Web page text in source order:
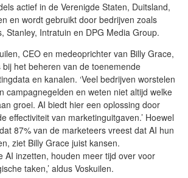
actief in de Verenigde Staten, Duitsland,
en wordt gebruikt door bedrijven zoals
Stanley, Intratuin en DPG Media Group.
CEO en medeoprichter van Billy Grace,
het beheren van de toenemende
en kanalen. ‘Veel bedrijven worstelen
campagnegelden en weten niet altijd welke
groei. AI biedt hier een oplossing door
effectiviteit van marketinguitgaven.’ Hoewel
87% van de marketeers vreest dat AI hun
ziet Billy Grace juist kansen.
AI inzetten, houden meer tijd over voor
taken,’ aldus Voskuilen.